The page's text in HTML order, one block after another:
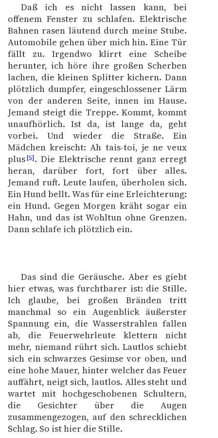
Daß ich es nicht lassen kann, bei
offenem Fenster zu schlafen. Elektrische
Bahnen rasen läutend durch meine Stube.
Automobile gehen über mich hin. Eine Tür
fällt zu. Irgendwo klirrt eine Scheibe
herunter, ich höre ihre großen Scherben
lachen, die kleinen Splitter kichern. Dann
plötzlich dumpfer, eingeschlossener Lärm
von der anderen Seite, innen im Hause.
Jemand steigt die Treppe. Kommt, kommt
unaufhörlich. Ist da, ist lange da, geht
vorbei. Und wieder die Straße. Ein
Mädchen kreischt: Ah tais-toi, je ne veux
plus[5]. Die Elektrische rennt ganz erregt
heran, darüber fort, fort über alles.
Jemand ruft. Leute laufen, überholen sich.
Ein Hund bellt. Was für eine Erleichterung:
ein Hund. Gegen Morgen kräht sogar ein
Hahn, und das ist Wohltun ohne Grenzen.
Dann schlafe ich plötzlich ein.
Das sind die Geräusche. Aber es giebt
hier etwas, was furchtbarer ist: die Stille.
Ich glaube, bei großen Bränden tritt
manchmal so ein Augenblick äußerster
Spannung ein, die Wasserstrahlen fallen
ab, die Feuerwehrleute klettern nicht
mehr, niemand rührt sich. Lautlos schiebt
sich ein schwarzes Gesimse vor oben, und
eine hohe Mauer, hinter welcher das Feuer
auffährt, neigt sich, lautlos. Alles steht und
wartet mit hochgeschobenen Schultern,
die Gesichter über die Augen
zusammengezogen, auf den schrecklichen
Schlag. So ist hier die Stille.